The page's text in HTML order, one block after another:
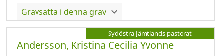
Gravsatta i denna grav
Sydöstra Jämtlands pastorat
Andersson, Kristina Cecilia Yvonne